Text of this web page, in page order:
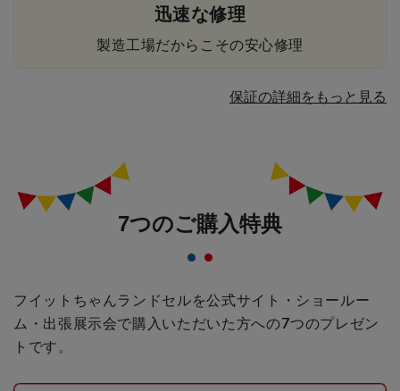
迅速な修理
製造工場だからこその安心修理
保証の詳細をもっと見る
7つのご購入特典
フイットちゃんランドセルを公式サイト・ショールー
ム・出張展示会で購入いただいた方への7つのプレゼン
トです。